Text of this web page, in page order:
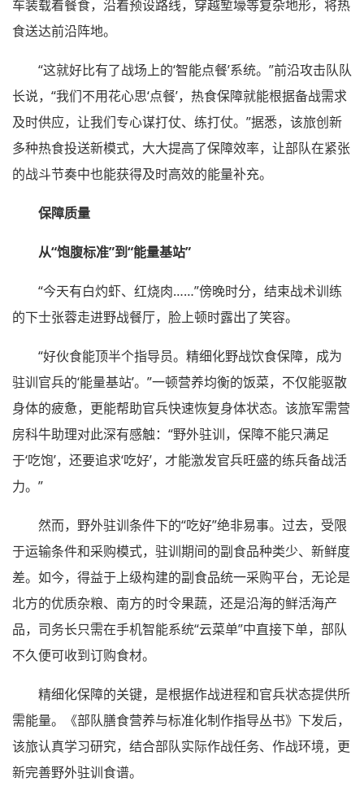
车装载着餐食，沿着预设路线，穿越堑壕等复杂地形，将热
食送达前沿阵地。
“这就好比有了战场上的‘智能点餐’系统。”前沿攻击队队
长说，“我们不用花心思‘点餐’，热食保障就能根据备战需求
及时供应，让我们专心谋打仗、练打仗。”据悉，该旅创新
多种热食投送新模式，大大提高了保障效率，让部队在紧张
的战斗节奏中也能获得及时高效的能量补充。
保障质量
从“饱腹标准”到“能量基站”
“今天有白灼虾、红烧肉……”傍晚时分，结束战术训练
的下士张蓉走进野战餐厅，脸上顿时露出了笑容。
“好伙食能顶半个指导员。精细化野战饮食保障，成为
驻训官兵的‘能量基站’。”一顿营养均衡的饭菜，不仅能驱散
身体的疲惫，更能帮助官兵快速恢复身体状态。该旅军需营
房科牛助理对此深有感触：“野外驻训，保障不能只满足
于‘吃饱’，还要追求‘吃好’，才能激发官兵旺盛的练兵备战活
力。”
然而，野外驻训条件下的“吃好”绝非易事。过去，受限
于运输条件和采购模式，驻训期间的副食品种类少、新鲜度
差。如今，得益于上级构建的副食品统一采购平台，无论是
北方的优质杂粮、南方的时令果蔬，还是沿海的鲜活海产
品，司务长只需在手机智能系统“云菜单”中直接下单，部队
不久便可收到订购食材。
精细化保障的关键，是根据作战进程和官兵状态提供所
需能量。《部队膳食营养与标准化制作指导丛书》下发后，
该旅认真学习研究，结合部队实际作战任务、作战环境，更
新完善野外驻训食谱。